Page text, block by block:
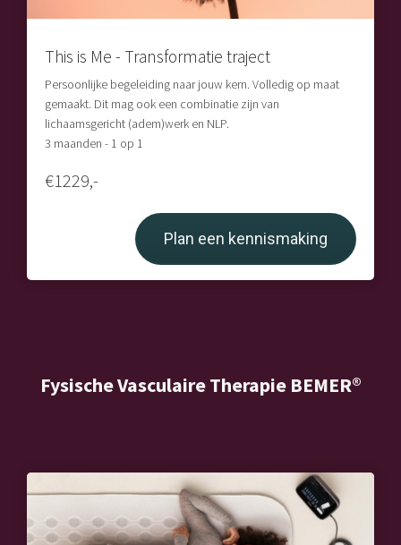
This is Me - Transformatie traject
Persoonlijke begeleiding naar jouw kern. Volledig op maat
gemaakt. Dit mag ook een combinatie zijn van
lichaamsgericht (adem)werk en NLP.
3 maanden - 1 op 1
€1229,-
Plan een kennismaking
Fysische Vasculaire Therapie BEMER®